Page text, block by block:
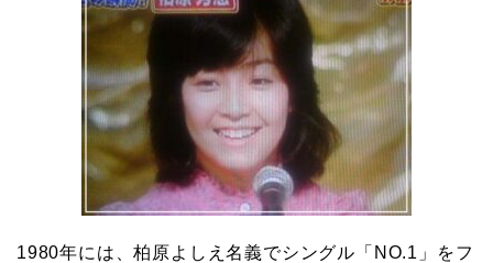
1980年には、柏原よしえ名義でシングル「NO.1」をフ